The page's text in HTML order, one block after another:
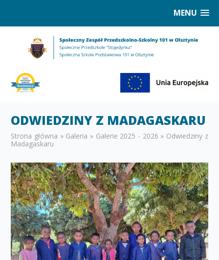
MENU
ODWIEDZINY Z MADAGASKARU
Strona główna » Galeria » Galerie 2025 - 2026 » Odwiedziny z
Madagaskaru